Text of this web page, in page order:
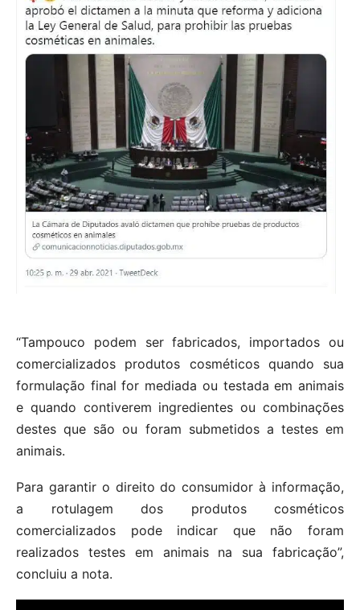
“Tampouco podem ser fabricados, importados ou
comercializados produtos cosméticos quando sua
formulação final for mediada ou testada em animais
e quando contiverem ingredientes ou combinações
destes que são ou foram submetidos a testes em
animais.
Para garantir o direito do consumidor à informação,
a rotulagem dos produtos cosméticos
comercializados pode indicar que não foram
realizados testes em animais na sua fabricação”,
concluiu a nota.